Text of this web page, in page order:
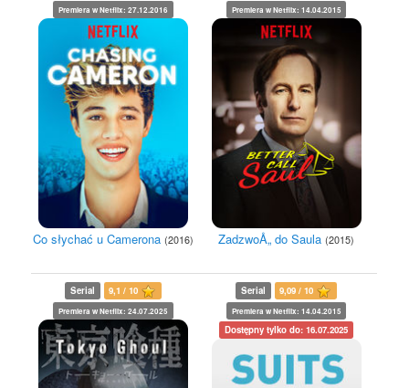
Premiera w Netflix: 27.12.2016
Co słychać u Camerona (2016)
Premiera w Netflix: 14.04.2015
ZadzwoÅ„ do Saula (2015)
Serial 9,1 / 10
Premiera w Netflix: 24.07.2025
Serial 9,09 / 10
Premiera w Netflix: 14.04.2015
Dostępny tylko do: 16.07.2025